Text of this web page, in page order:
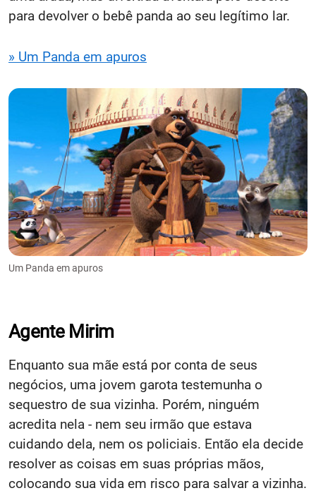
para devolver o bebê panda ao seu legítimo lar.
» Um Panda em apuros
Um Panda em apuros
Agente Mirim
Enquanto sua mãe está por conta de seus
negócios, uma jovem garota testemunha o
sequestro de sua vizinha. Porém, ninguém
acredita nela - nem seu irmão que estava
cuidando dela, nem os policiais. Então ela decide
resolver as coisas em suas próprias mãos,
colocando sua vida em risco para salvar a vizinha.